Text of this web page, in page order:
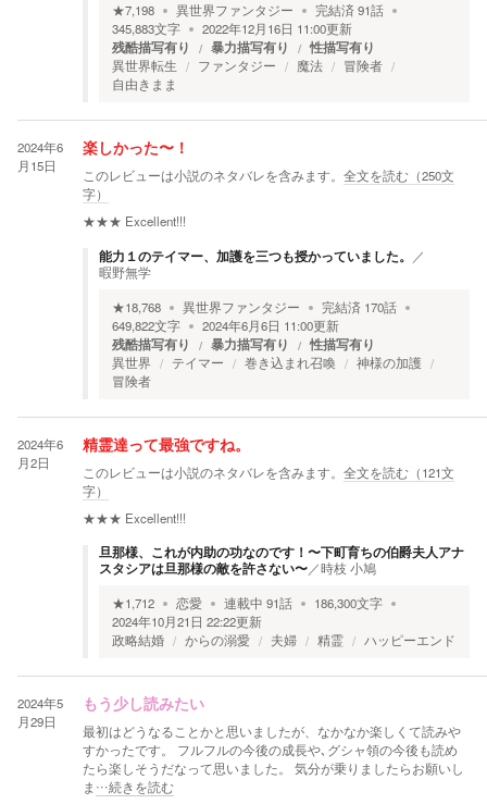
★7,198 異世界ファンタジー 完結済91話
345,883文字 2022年12月16日 11:00更新
残酷描写有り 暴力描写有り 性描写有り
異世界転生 ファンタジー 魔法
冒険者
自由きまま
2024年6
月15日
楽しかった〜！
このレビューは小説のネタバレを含みます。 全文を読む（250文
字）
★★★ Excellent!!!
能力１のテイマー、加護を三つも授かっていました。
／
暇野無学
★18,768 異世界ファンタジー 完結済 170話
649,822文字 2024年6月6日 11:00更新
残酷描写有り 暴力描写有り 性描写有り
異世界 テイマー 巻き込まれ召喚
神様の加護
冒険者
2024年6
月2日
精霊達って最強ですね。
このレビューは小説のネタバレを含みます。 全文を読む（121文
字）
★★★ Excellent!!!
旦那様、これが内助の功なのです！〜下町育ちの伯爵夫人アナ
スタシアは旦那様の敵を許さない〜／時枝 小鳩
★1,712 恋愛 連載中 91話 186,300文字
2024年10月21日 22:22更新
政略結婚
からの溺愛 夫婦 精霊 ハッピーエンド
2024年5
月29日
もう少し読みたい
最初はどうなることかと思いましたが、なかなか楽しくて読みや
すかったです。 フルフルの今後の成長や､グシャ領の今後も読め
たら楽しそうだなって思いました。 気分が乗りましたらお願いし
ま …続きを読む